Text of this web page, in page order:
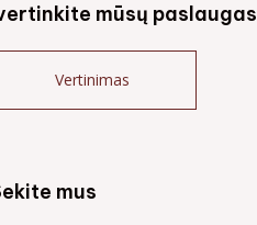
mūsų paslaugas
Vertinimas
mus